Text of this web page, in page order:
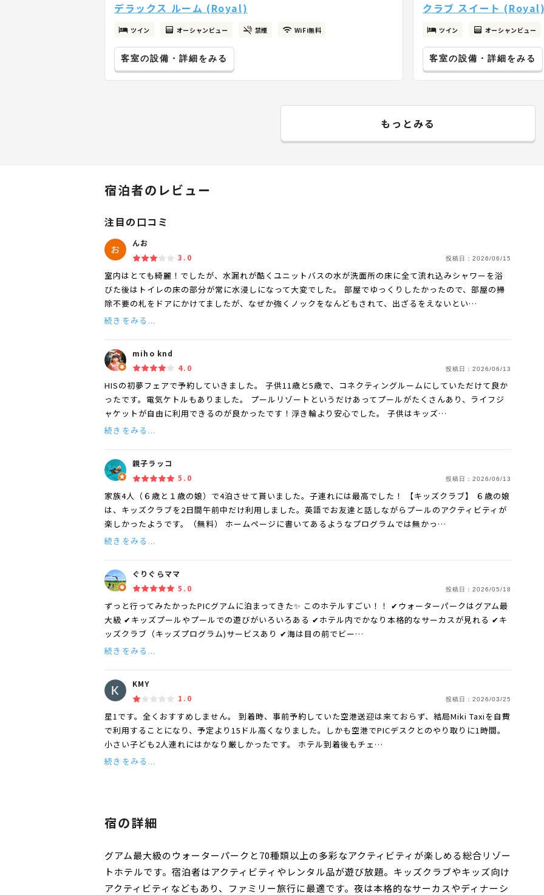
デラックス ルーム (Royal)
ツイン オーシャンビュー 禁煙 WiFi無料
客室の設備・詳細をみる
クラブ スイート
ツイン オーシャンビュー
客室の設備・詳細をみる
もっとみる
宿泊者のレビュー
注目の口コミ
んお
3.0
投稿日： 2026/06/15
室内はとても綺麗！でしたが、水漏れが酷くユニットバスの水が洗面所の床に全て流れ込みシャワーを浴
びた後はトイレの床の部分が常に水浸しになって大変でした。 部屋でゆっくりしたかったので、部屋の掃
除不要の札をドアにかけてましたが、なぜか強くノックをなんどもされて、出ざるをえないとい…
続きをみる...
miho knd
4.0
投稿日： 2026/06/13
HISの初夢フェアで予約していきました。 子供11歳と5歳で、コネクティングルームにしていただけて良か
ったです。電気ケトルもありました。 プールリゾートというだけあってプールがたくさんあり、ライフジ
ャケットが自由に利用できるのが良かったです！浮き輪より安心でした。 子供はキッズ…
続きをみる...
親子ラッコ
5.0
投稿日： 2026/06/13
家族4人（６歳と１歳の娘）で4泊させて貰いました。子連れには最高でした！ 【キッズクラブ】 ６歳の娘
は、キッズクラブを2日間午前中だけ利用しました。英語でお友達と話しながらプールのアクティビティが
楽しかったようです。（無料） ホームページに書いてあるようなプログラムでは無かっ…
続きをみる...
ぐりぐらママ
5.0
投稿日： 2026/05/18
ずっと行ってみたかったPICグアムに泊まってきた✨ このホテルすごい！！ ✔︎ウォーターパークはグアム最
大級 ✔︎キッズプールやプールでの遊びがいろいろある ✔︎ホテル内でかなり本格的なサーカスが見れる ✔︎キ
ッズクラブ（キッズプログラム)サービスあり ✔︎海は目の前でビー…
続きをみる...
KMY
1.0
投稿日： 2026/03/25
星1です。全くおすすめしません。 到着時、事前予約していた空港送迎は来ておらず、結局Miki Taxiを自費
で利用することになり、予定より15ドル高くなりました。しかも空港でPICデスクとのやり取りに1時間。
小さい子ども2人連れにはかなり厳しかったです。 ホテル到着後もチェ…
続きをみる...
宿の詳細
グアム最大級のウォーターパークと70種類以上の多彩なアクティビティが楽しめる総合リゾー
トホテルです。宿泊者はアクティビティやレンタル品が遊び放題。キッズクラブやキッズ向け
アクティビティなどもあり、ファミリー旅行に最適です。夜は本格的なサーカスやディナーシ